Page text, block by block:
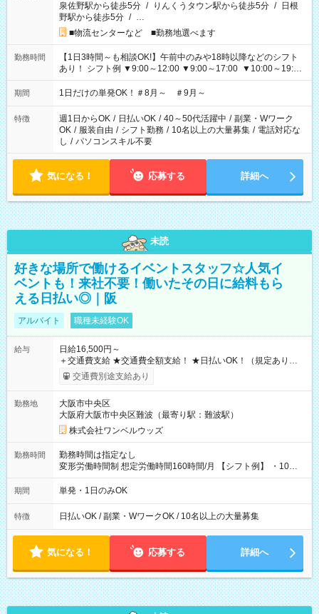
泉佐野駅から徒歩5分 / りんくうタウン駅から徒歩5分 / 日根
野駅から徒歩5分 / …
■物流センターなど ■勤務地選べます
勤務時間
【1日3時間～も相談OK!】午前中のみや18時以降などのシフト
あり！ シフト例 ▼9:00～12:00 ▼9:00～17:00 ▼10:00～19:00
▼18:00～21:00
期間 1日だけの単発OK！＃8月～ ＃9月～
特徴 週1日からOK / 日払いOK / 40～50代活躍中 / 副業・Wワーク
OK / 服装自由 / シフト勤務 / 10名以上の大量募集 / 電話対応な
し / パソコンスキル不要
気になる！ 応募する 詳細へ
未読
好きな場所で働けるイベントスタッフ☆人気イ
ベントも！来社不要！働いたその日に給料もら
える日払い◎｜阪
アルバイト 職種未経験OK
給与
日給16,500円～
＋交通費支給 ★交通費全額支給！ ★日払いOK！（規定あり） ┗
働いたその日に現金GET♪ お仕事後はコンビニATMから 日払
交通費別途支給あり
勤務地
大阪市中央区
大阪府大阪市中央区難波（最寄り駅：難波駅）
株式会社ワンベルウッズ
勤務時間
勤務時間は指定なし
変形労働時間制 想定労働時間160時間/月 【シフト例】 ・10：
00～20：00
期間 単発・1日のみOK
特徴 日払いOK / 副業・WワークOK / 10名以上の大量募集
気になる！ 応募する 詳細へ